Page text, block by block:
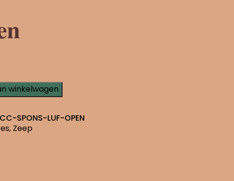
winkelwagen
SPONS-LUF-OPEN
, Zeep